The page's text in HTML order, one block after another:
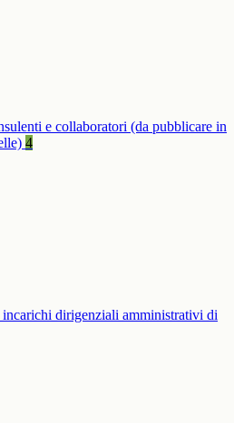
e collaboratori (da pubblicare in
4
dirigenziali amministrativi di